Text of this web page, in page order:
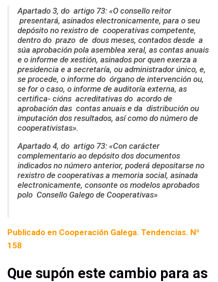
Apartado 3, do artigo 73: «O consello reitor
presentará, asinados electronicamente, para o seu
depósito no rexistro de cooperativas competente,
dentro do prazo de dous meses, contados desde a
súa aprobación pola asemblea xeral, as contas anuais
e o informe de xestión, asinados por quen exerza a
presidencia e a secretaría, ou administrador único, e,
se procede, o informe do órgano de intervención ou,
se for o caso, o informe de auditoría externa, as
certifica- cións acreditativas do acordo de
aprobación das contas anuais e da distribución ou
imputación dos resultados, así como do número de
cooperativistas».
Apartado 4, do artigo 73: «Con carácter
complementario ao depósito dos documentos
indicados no número anterior, poderá depositarse no
rexistro de cooperativas a memoria social, asinada
electronicamente, consonte os modelos aprobados
polo Consello Galego de Cooperativas»
Publicado en Cooperación Galega. Tendencias. Nº
158
Que supón este cambio para as